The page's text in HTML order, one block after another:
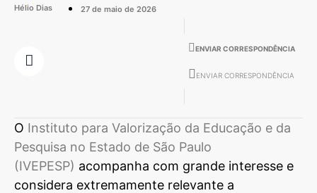
Hélio Dias 27 de maio de 2026
ENVIAR CORRESPONDÊNCIA
ENVIAR CORRESPONDÊNCIA
O Instituto para Valorização da Educação e da
Pesquisa no Estado de São Paulo
(IVEPESP) acompanha com grande interesse e
considera extremamente relevante a